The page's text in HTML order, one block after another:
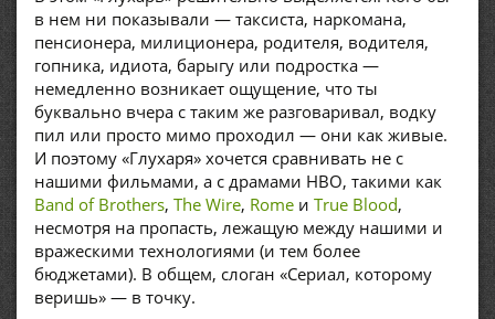
в нем ни показывали — таксиста, наркомана,
пенсионера, милиционера, родителя, водителя,
гопника, идиота, барыгу или подростка —
немедленно возникает ощущение, что ты
буквально вчера с таким же разговаривал, водку
пил или просто мимо проходил — они как живые.
И поэтому «Глухаря» хочется сравнивать не с
нашими фильмами, а с драмами HBO, такими как
Band of Brothers, The Wire, Rome и True Blood,
несмотря на пропасть, лежащую между нашими и
вражескими технологиями (и тем более
бюджетами). В общем, слоган «Сериал, которому
веришь» — в точку.